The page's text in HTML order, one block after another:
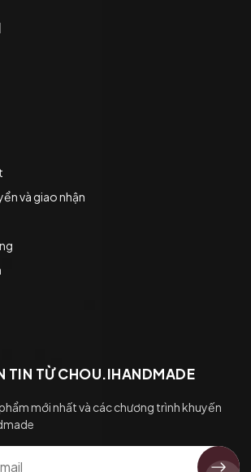
và giao nhận
TIN TỪ CHOU.IHANDMADE
mới nhất và các chương trình khuyến